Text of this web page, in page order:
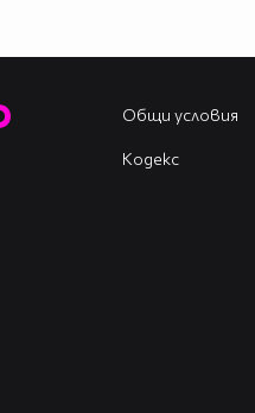
Общи условия
Кодекс